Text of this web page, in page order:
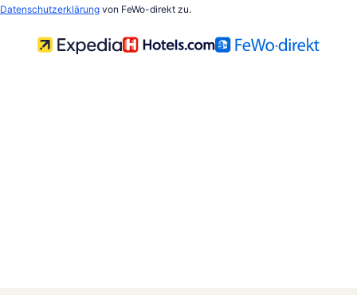
Datenschutzerklärung von FeWo-direkt zu.